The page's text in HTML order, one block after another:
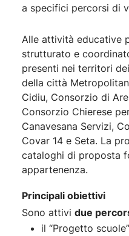
a specifici percorsi di
Alle attività educative
strutturato e
presenti nei territori
della città
Cidiu, Consorzio di
Consorzio Chierese
Canavesana Servizi,
Covar 14 e Seta. La
cataloghi di proposta
appartenenza.
Principali obiettivi
Sono attivi due
il “Progetto